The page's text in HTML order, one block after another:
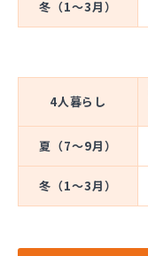
冬（1～3月）
4人暮らし
夏（7～9月）
冬（1～3月）